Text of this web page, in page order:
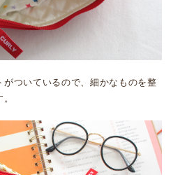
がついているので、細かなものを整